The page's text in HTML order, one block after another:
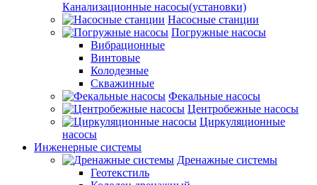
Канализационные насосы(установки)
Насосные станции
Погружные насосы
Вибрационные
Винтовые
Колодезные
Скважинные
Фекальные насосы
Центробежные насосы
Циркуляционные
насосы
Инженерные системы
Дренажные системы
Геотекстиль